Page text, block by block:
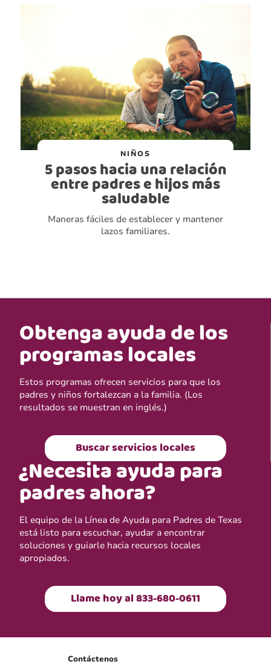
NIÑOS
5 pasos hacia una relación
entre padres e hijos más
saludable
Maneras fáciles de establecer y mantener
lazos familiares.
Obtenga ayuda de los
programas locales
Estos programas ofrecen servicios para que los
padres y niños fortalezcan a la familia. (Los
resultados se muestran en inglés.)
Buscar servicios locales
¿Necesita ayuda para
padres ahora?
El equipo de la Línea de Ayuda para Padres de Texas
está listo para escuchar, ayudar a encontrar
soluciones y guiarle hacia recursos locales
apropiados.
Llame hoy al 833-680-0611
Contáctenos